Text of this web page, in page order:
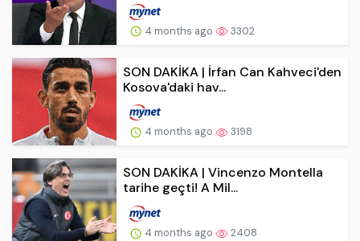
4 months ago 3302
SON DAKİKA | İrfan Can Kahveci'den
Kosova'daki hav...
4 months ago 3198
SON DAKİKA | Vincenzo Montella
tarihe geçti! A Mil...
4 months ago 2408